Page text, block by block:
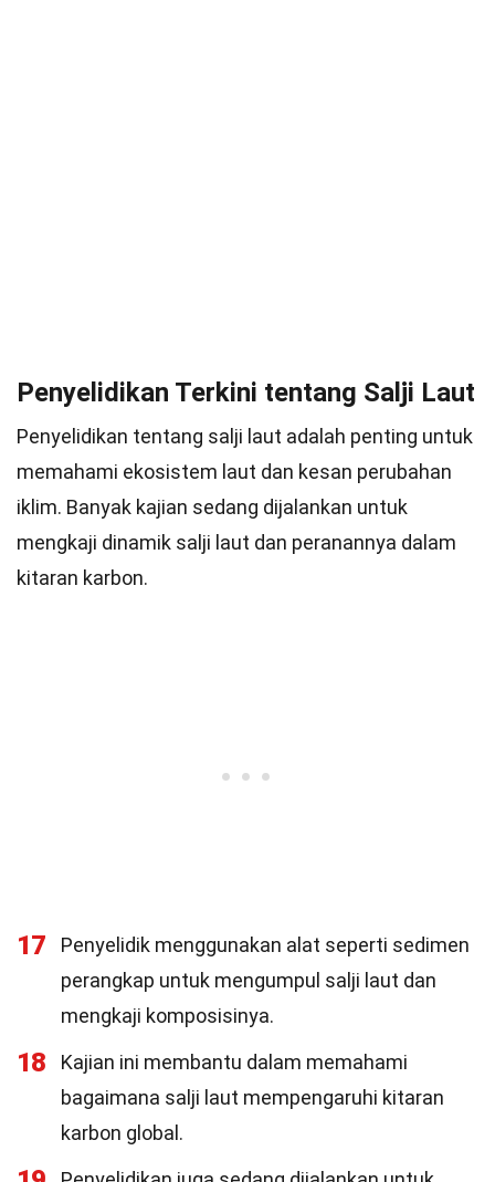
Penyelidikan Terkini tentang Salji Laut
Penyelidikan tentang salji laut adalah penting untuk
memahami ekosistem laut dan kesan perubahan
iklim. Banyak kajian sedang dijalankan untuk
mengkaji dinamik salji laut dan peranannya dalam
kitaran karbon.
17
Penyelidik menggunakan alat seperti sedimen
perangkap untuk mengumpul salji laut dan
mengkaji komposisinya.
18
Kajian ini membantu dalam memahami
bagaimana salji laut mempengaruhi kitaran
karbon global.